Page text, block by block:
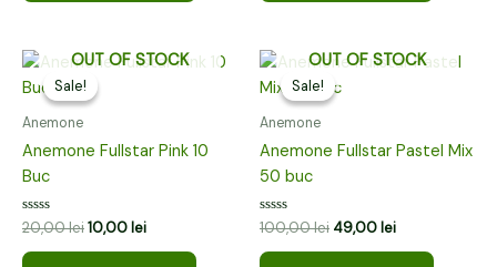
Sale!
OUT OF STOCK
Sale!
Anemone
Anemone Fullstar Pink 10
Buc
Evaluat
0
20,00lei
Prețul
a
10,00 lei
Prețul
Sale!
OUT OF STOCK
Sale!
Anemone
Anemone Fullstar Pastel Mix
50 buc
Evaluat
0
100,00lei
Prețul
a
49,00 lei
Prețul